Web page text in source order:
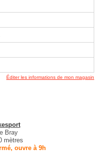
Éditer les informations de mon magasin
Bray
mètres
ouvre à 9h